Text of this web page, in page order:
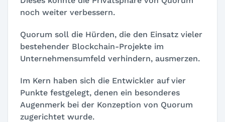
noch weiter verbessern.
Quorum soll die Hürden, die den Einsatz vieler
bestehender Blockchain-Projekte im
Unternehmensumfeld verhindern, ausmerzen.
Im Kern haben sich die Entwickler auf vier
Punkte festgelegt, denen ein besonderes
Augenmerk bei der Konzeption von Quorum
zugerichtet wurde.